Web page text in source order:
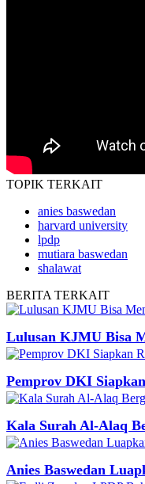
TOPIK TERKAIT
anies baswedan
harvard university
lpdp
mutiara baswedan
shalawat
BERITA TERKAIT
Lulusan KJMU Bisa
Pemprov DKI
Kala Surah Al-Alaq
Anies Baswedan